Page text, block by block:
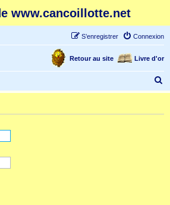
www.cancoillotte.net
Connexion
S’enregistrer
Livre d'or
Retour au site
e